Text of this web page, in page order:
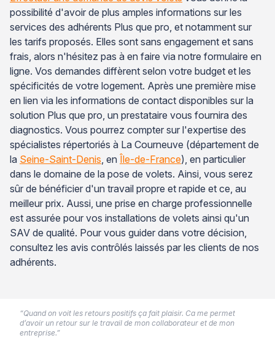
possibilité d'avoir de plus amples informations sur les
services des adhérents Plus que pro, et notamment sur
les tarifs proposés. Elles sont sans engagement et sans
frais, alors n'hésitez pas à en faire via notre formulaire en
ligne. Vos demandes diffèrent selon votre budget et les
spécificités de votre logement. Après une première mise
en lien via les informations de contact disponibles sur la
solution Plus que pro, un prestataire vous fournira des
diagnostics. Vous pourrez compter sur l'expertise des
spécialistes répertoriés à La Courneuve (département de
la Seine-Saint-Denis, en Île-de-France), en particulier
dans le domaine de la pose de volets. Ainsi, vous serez
sûr de bénéficier d'un travail propre et rapide et ce, au
meilleur prix. Aussi, une prise en charge professionnelle
est assurée pour vos installations de volets ainsi qu'un
SAV de qualité. Pour vous guider dans votre décision,
consultez les avis contrôlés laissés par les clients de nos
adhérents.
“Quand on voit les retours positifs ça fait plaisir. Ca me permet
d’avoir un retour sur le travail de mon collaborateur et de mon
entreprise.”